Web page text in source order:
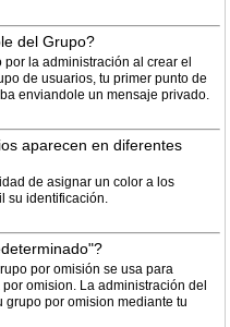
del Grupo?
la administración al crear el
de usuarios, tu primer punto de
enviandole un mensaje privado.
aparecen en diferentes
de asignar un color a los
su identificación.
por omisión se usa para
omision. La administración del
grupo por omision mediante tu